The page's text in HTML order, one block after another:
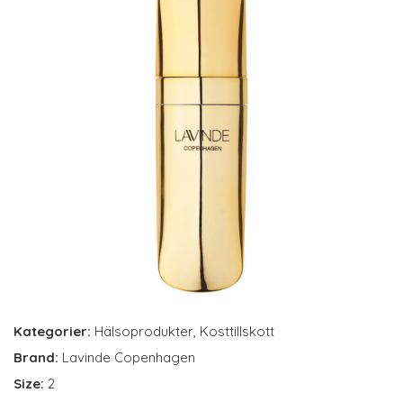
Kategorier: Hälsoprodukter, Kosttillskott
Brand: Lavinde Copenhagen
Size: 2